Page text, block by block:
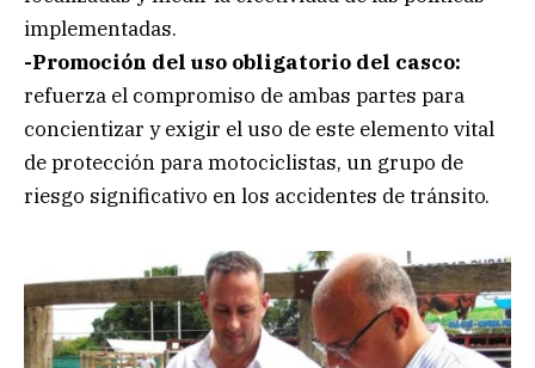
implementadas.
-Promoción del uso obligatorio del casco:
refuerza el compromiso de ambas partes para
concientizar y exigir el uso de este elemento vital
de protección para motociclistas, un grupo de
riesgo significativo en los accidentes de tránsito.